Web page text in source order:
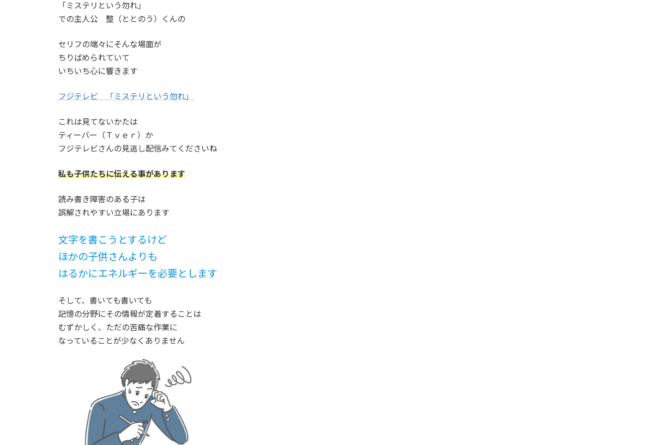
「ミステリという勿れ」
での主人公 整（ととのう）くんの
セリフの端々にそんな場面が
ちりばめられていて
いちいち心に響きます
フジテレビ 「ミステリという勿れ」
これは見てないかたは
ティーバー（Ｔｖｅｒ）か
フジテレビさんの見逃し配信みてくださいね
私も子供たちに伝える事があります
読み書き障害のある子は
誤解されやすい立場にあります
文字を書こうとするけど
ほかの子供さんよりも
はるかにエネルギーを必要とします
そして、書いても書いても
記憶の分野にその情報が定着することは
むずかしく、ただの苦痛な作業に
なっていることが少なくありません